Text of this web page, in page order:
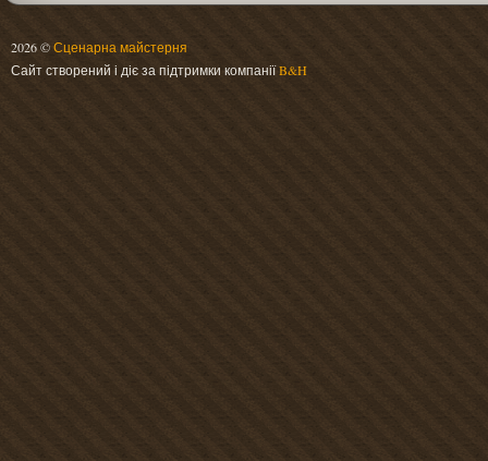
2026 ©Сценарна майстерня
Сайт створений і діє за підтримки компаніїB&H